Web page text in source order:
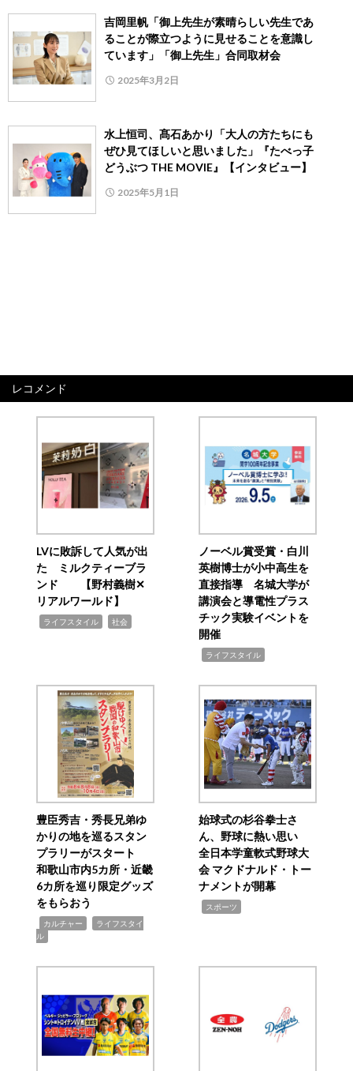
吉岡里帆「御上先生が素晴らしい先生であ
ることが際立つように見せることを意識し
ています」「御上先生」合同取材会
2025年3月2日
水上恒司、髙石あかり「大人の方たちにも
ぜひ見てほしいと思いました」『たべっ子
どうぶつ THE MOVIE』【インタビュー】
2025年5月1日
レコメンド
LVに敗訴して人気が出
た ミルクティーブラ
ンド 【野村義樹✕
リアルワールド】
ライフスタイル 社会
ノーベル賞受賞・白川
英樹博士が小中高生を
直接指導 名城大学が
講演会と導電性プラス
チック実験イベントを
開催
ライフスタイル
豊臣秀吉・秀長兄弟ゆ
かりの地を巡るスタン
プラリーがスタート
和歌山市内5カ所・近畿
6カ所を巡り限定グッズ
をもらおう
カルチャー
ライフスタイ
ル
始球式の杉谷拳士さ
ん、野球に熱い思い
全日本学童軟式野球大
会 マクドナルド・トー
ナメントが開幕
スポーツ